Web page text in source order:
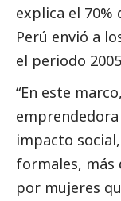
explica el 70%
Perú envió a
el periodo
“En este
emprendedora
impacto social
formales, más
por mujeres